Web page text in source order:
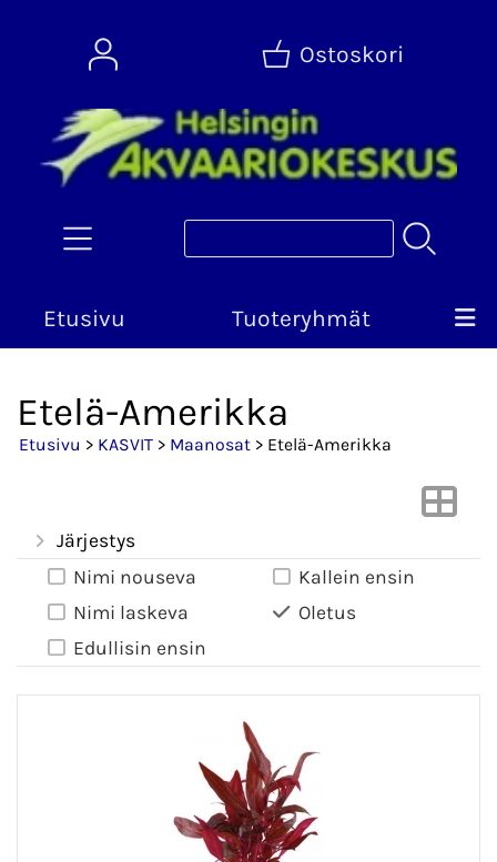
Ostoskori
Etusivu Tuoteryhmät
Etelä-Amerikka
Etusivu > KASVIT > Maanosat > Etelä-Amerikka
Järjestys
Nimi nouseva
Nimi laskeva
Edullisin ensin
Kallein ensin
Oletus